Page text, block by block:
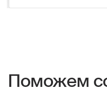
Поможем